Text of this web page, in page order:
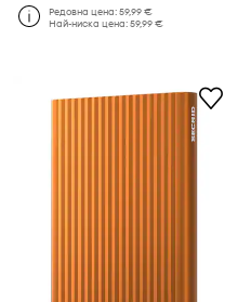
Редовна цена:59,99 €
Най-ниска цена:59,99 €